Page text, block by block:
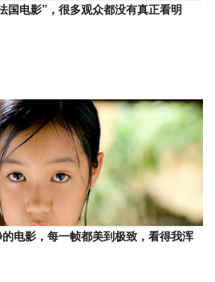
国电影”，很多观众都没有真正看明
的电影，每一帧都美到极致，看得我浑